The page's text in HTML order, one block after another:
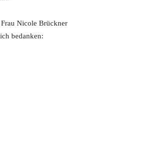
Nicole Brückner
bedanken: